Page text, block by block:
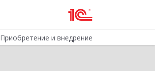
Приобретение и внедрение